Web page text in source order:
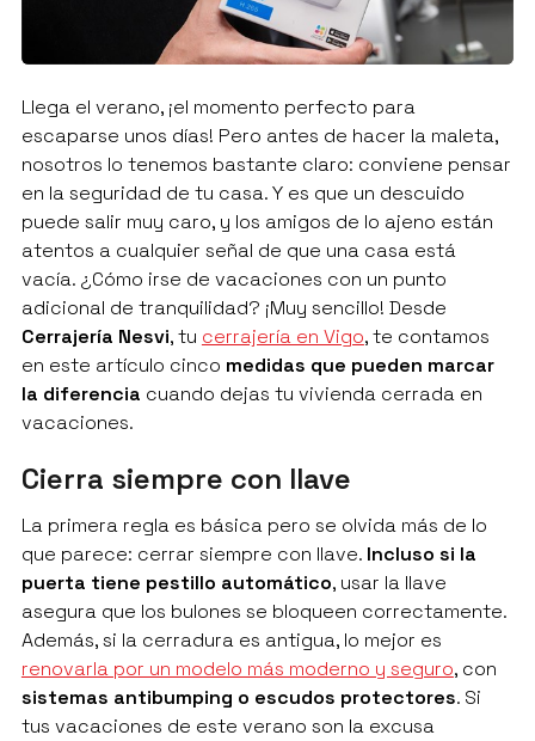
Llega el verano, ¡el momento perfecto para
escaparse unos días! Pero antes de hacer la maleta,
nosotros lo tenemos bastante claro: conviene pensar
en la seguridad de tu casa. Y es que un descuido
puede salir muy caro, y los amigos de lo ajeno están
atentos a cualquier señal de que una casa está
vacía. ¿Cómo irse de vacaciones con un punto
adicional de tranquilidad? ¡Muy sencillo! Desde
Cerrajería Nesvi, tu cerrajería en Vigo, te contamos
en este artículo cinco medidas que pueden marcar
la diferencia cuando dejas tu vivienda cerrada en
vacaciones.
Cierra siempre con llave
La primera regla es básica pero se olvida más de lo
que parece: cerrar siempre con llave. Incluso si la
puerta tiene pestillo automático, usar la llave
asegura que los bulones se bloqueen correctamente.
Además, si la cerradura es antigua, lo mejor es
renovarla por un modelo más moderno y seguro, con
sistemas antibumping o escudos protectores. Si
tus vacaciones de este verano son la excusa